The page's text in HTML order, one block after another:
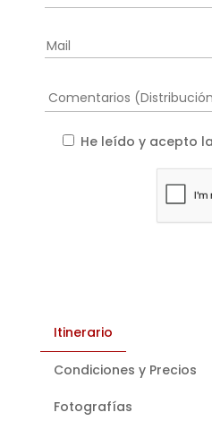
He leído y acepto
Itinerario
Condiciones y Precios
Fotografías